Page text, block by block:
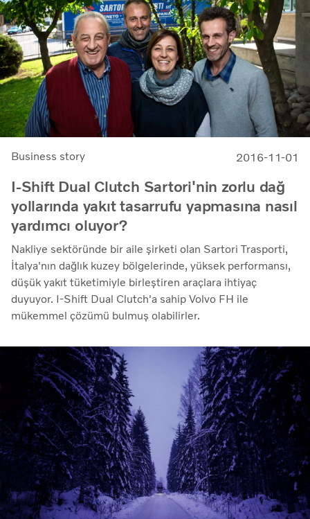
Business story 2016-11-01
I-Shift Dual Clutch Sartori'nin zorlu dağ
yollarında yakıt tasarrufu yapmasına nasıl
yardımcı oluyor?
Nakliye sektöründe bir aile şirketi olan Sartori Trasporti,
İtalya'nın dağlık kuzey bölgelerinde, yüksek performansı,
düşük yakıt tüketimiyle birleştiren araçlara ihtiyaç
duyuyor. I-Shift Dual Clutch'a sahip Volvo FH ile
mükemmel çözümü bulmuş olabilirler.